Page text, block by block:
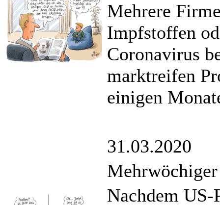
Mehrere
Impfstoffen
Coronavirus
marktreifen
einigen
31.03.2020
Nachdem US-